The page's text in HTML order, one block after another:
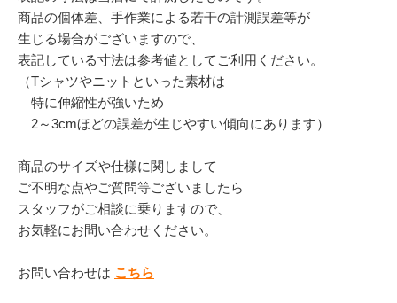
商品の個体差、手作業による若干の計測誤差等が
生じる場合がございますので、
表記している寸法は参考値としてご利用ください。
（Tシャツやニットといった素材は
特に伸縮性が強いため
2～3cmほどの誤差が生じやすい傾向にあります）
商品のサイズや仕様に関しまして
ご不明な点やご質問等ございましたら
スタッフがご相談に乗りますので、
お気軽にお問い合わせください。
お問い合わせは こちら